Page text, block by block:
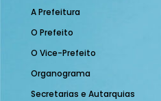
A Prefeitura
O Prefeito
O Vice-Prefeito
Organograma
Secretarias e Autarquias